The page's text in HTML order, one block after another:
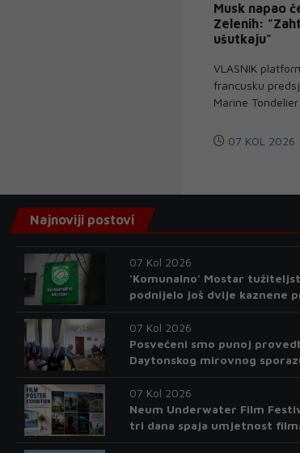
Musk napao
Zelenih:
ušutkaju"
VLASNIK
francusku
Marine Tondelier
07 KOL 2026
Najnoviji postovi
07 Kol 2026
'Komunalno' Mostar
podnijelo još dvije kaznene
07 Kol 2026
Posvećeni smo punoj
Daytonskog mirovnog
07 Kol 2026
Neum Underwater Film
tri dana spaja umjetnost